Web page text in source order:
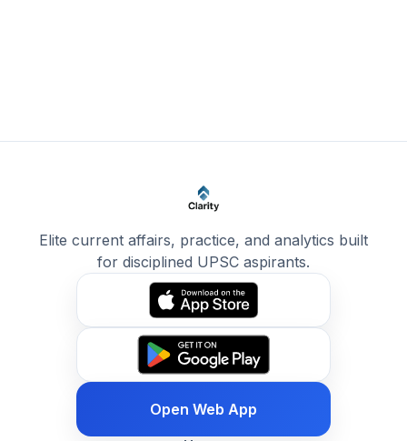
Elite current affairs, practice, and analytics built
for disciplined UPSC aspirants.
Open Web App